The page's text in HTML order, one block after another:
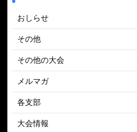
おしらせ
その他
その他の大会
メルマガ
各支部
大会情報